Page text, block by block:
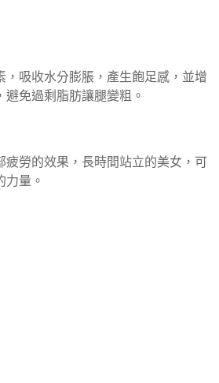
，吸收水分膨脹，產生飽足感，並增
免過剩脂肪讓腿變粗。
疲勞的效果，長時間站立的美女，可
力量。